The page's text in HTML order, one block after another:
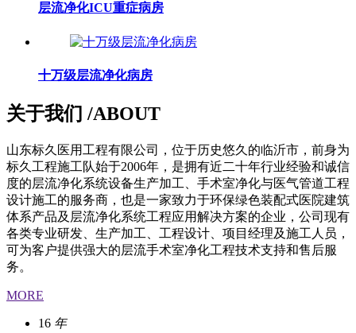
层流净化ICU重症病房
十万级层流净化病房
关于我们 /ABOUT
山东标久医用工程有限公司，位于历史悠久的临沂市，前身为
标久工程施工队始于2006年，是拥有近二十年行业经验和诚信
度的层流净化系统设备生产加工、手术室净化与医气管道工程
设计施工的服务商，也是一家致力于环保绿色装配式医院建筑
体系产品及层流净化系统工程应用解决方案的企业，公司现有
各类专业研发、生产加工、工程设计、项目经理及施工人员，
可为客户提供强大的层流手术室净化工程技术支持和售后服
务。
MORE
16 年